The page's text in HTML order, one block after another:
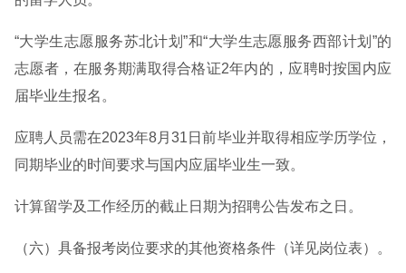
“大学生志愿服务苏北计划”和“大学生志愿服务西部计划”的
志愿者，在服务期满取得合格证2年内的，应聘时按国内应
届毕业生报名。
应聘人员需在2023年8月31日前毕业并取得相应学历学位，
同期毕业的时间要求与国内应届毕业生一致。
计算留学及工作经历的截止日期为招聘公告发布之日。
（六）具备报考岗位要求的其他资格条件（详见岗位表）。